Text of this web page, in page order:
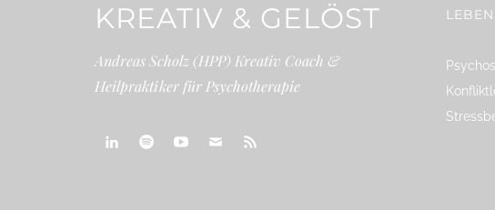
KREATIV & GELÖST
Andreas Scholz (HPP) Kreativ Coach &
Heilpraktiker für Psychotherapie